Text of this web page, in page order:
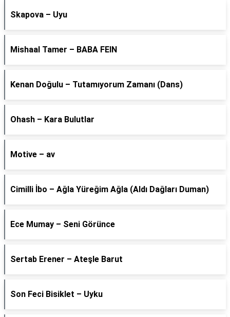
Skapova – Uyu
Mishaal Tamer – BABA FEIN
Kenan Doğulu – Tutamıyorum Zamanı (Dans)
Ohash – Kara Bulutlar
Motive – av
Cimilli İbo – Ağla Yüreğim Ağla (Aldı Dağları Duman)
Ece Mumay – Seni Görünce
Sertab Erener – Ateşle Barut
Son Feci Bisiklet – Uyku